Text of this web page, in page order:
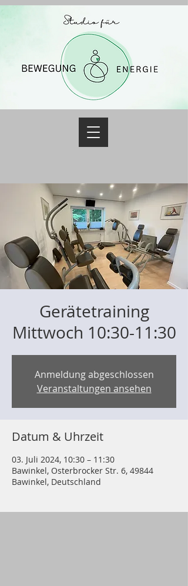
Gerätetraining
Mittwoch 10:30-11:30
Anmeldung abgeschlossen
Veranstaltungen ansehen
Datum & Uhrzeit
03. Juli 2024, 10:30 – 11:30
Bawinkel, Osterbrocker Str. 6, 49844
Bawinkel, Deutschland